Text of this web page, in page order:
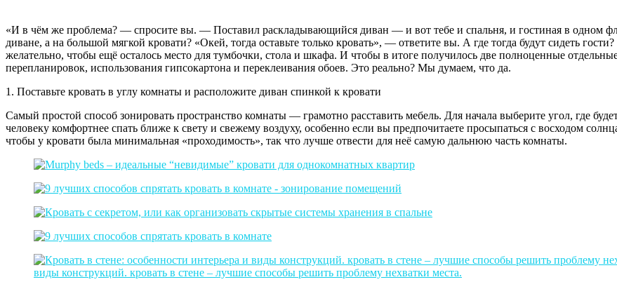
«И в чём же проблема? — спросите вы. — Поставил раскладывающийся диван — и вот тебе и спальня, и гостиная в одном
диване, а на большой мягкой кровати? «Окей, тогда оставьте только кровать», — ответите вы. А где тогда будут сидеть
желательно, чтобы ещё осталось место для тумбочки, стола и шкафа. И чтобы в итоге получилось две полноценные
перепланировок, использования гипсокартона и переклеивания обоев. Это реально? Мы думаем, что да.
1. Поставьте кровать в углу комнаты и расположите диван спинкой к кровати
Самый простой способ зонировать пространство комнаты — грамотно расставить мебель. Для начала выберите угол, где
человеку комфортнее спать ближе к свету и свежему воздуху, особенно если вы предпочитаете просыпаться с восходом
чтобы у кровати была минимальная «проходимость», так что лучше отвести для неё самую дальнюю часть комнаты.